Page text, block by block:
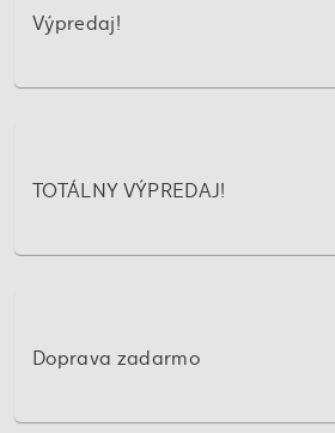
Výpredaj!
TOTÁLNY VÝPREDAJ!
Doprava zadarmo